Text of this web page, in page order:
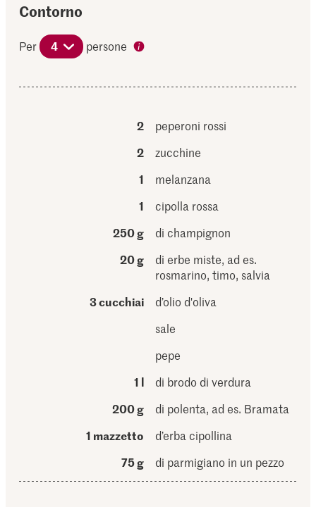
Contorno
Per 4 persone
2
peperoni rossi
2
zucchine
1
melanzana
1
cipolla rossa
250 g
di champignon
20 g
di erbe miste, ad es.
rosmarino, timo, salvia
3 cucchiai
d’olio d'oliva
sale
pepe
1 l
di brodo di verdura
200 g
di polenta, ad es. Bramata
1 mazzetto
d’erba cipollina
75 g
di parmigiano in un pezzo